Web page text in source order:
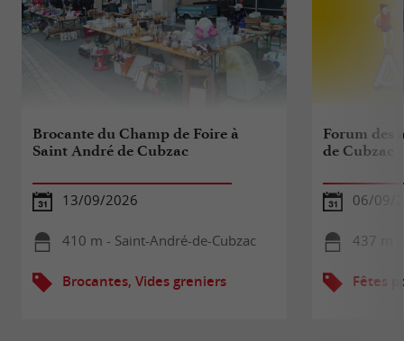
Brocante du Champ de Foire à
Saint André de Cubzac
13/09/2026
410 m - Saint-André-de-Cubzac
Brocantes, Vides greniers
Forum des
de Cubzac
06/09/
437 m -
Fêtes